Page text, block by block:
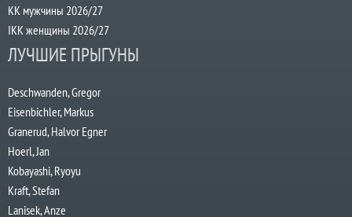
КК мужчины 2026/27
IKK женщины 2026/27
ЛУЧШИЕ ПРЫГУНЫ
Deschwanden, Gregor
Eisenbichler, Markus
Granerud, Halvor Egner
Hoerl, Jan
Kobayashi, Ryoyu
Kraft, Stefan
Lanisek, Anze